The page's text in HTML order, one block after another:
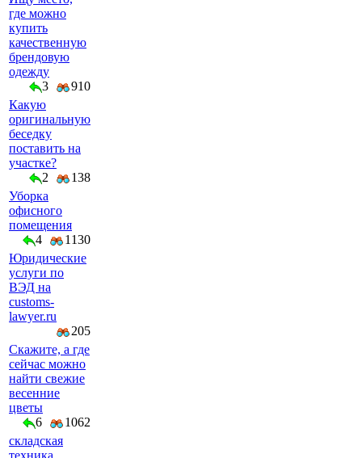
где можно
купить
качественную
брендовую
одежду
3
910
Какую
оригинальную
беседку
поставить на
участке?
2
138
Уборка
офисного
помещения
4
1130
Юридические
услуги по
ВЭД на
customs-
lawyer.ru
205
Скажите, а где
сейчас можно
найти свежие
весенние
цветы
6
1062
складская
техника